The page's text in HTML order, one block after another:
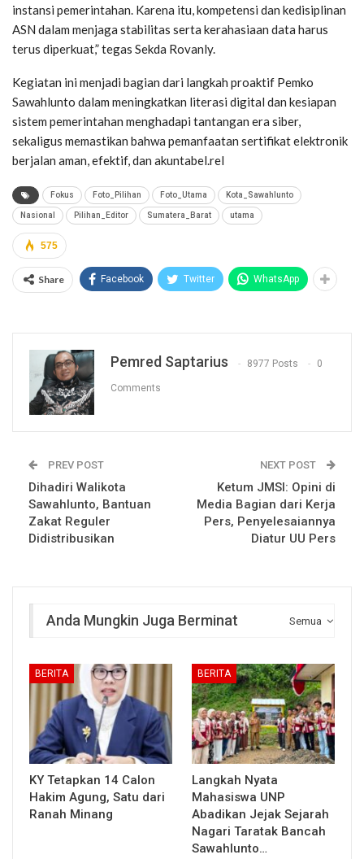
instansi pemerintahan. Karena itu, kompetensi dan kedisiplinan
ASN dalam menjaga stabilitas serta kerahasiaan data harus
terus diperkuat,” tegas Sekda Rovanly.
Kegiatan ini menjadi bagian dari langkah proaktif Pemko
Sawahlunto dalam meningkatkan literasi digital dan kesiapan
sistem pemerintahan menghadapi tantangan era siber,
sekaligus memastikan bahwa pemanfaatan sertifikat elektronik
berjalan aman, efektif, dan akuntabel.rel
Fokus Foto_Pilihan Foto_Utama Kota_Sawahlunto
Nasional Pilihan_Editor Sumatera_Barat utama
575
Share Facebook Twitter WhatsApp
Pemred Saptarius 8977 Posts 0
Comments
PREV POST
Dihadiri Walikota
Sawahlunto, Bantuan
Zakat Reguler
Didistribusikan
NEXT POST
Ketum JMSI: Opini di
Media Bagian dari Kerja
Pers, Penyelesaiannya
Diatur UU Pers
Semua
Anda Mungkin Juga Berminat
BERITA
KY Tetapkan 14 Calon
Hakim Agung, Satu dari
Ranah Minang
BERITA
Langkah Nyata
Mahasiswa UNP
Abadikan Jejak Sejarah
Nagari Taratak Bancah
Sawahlunto…